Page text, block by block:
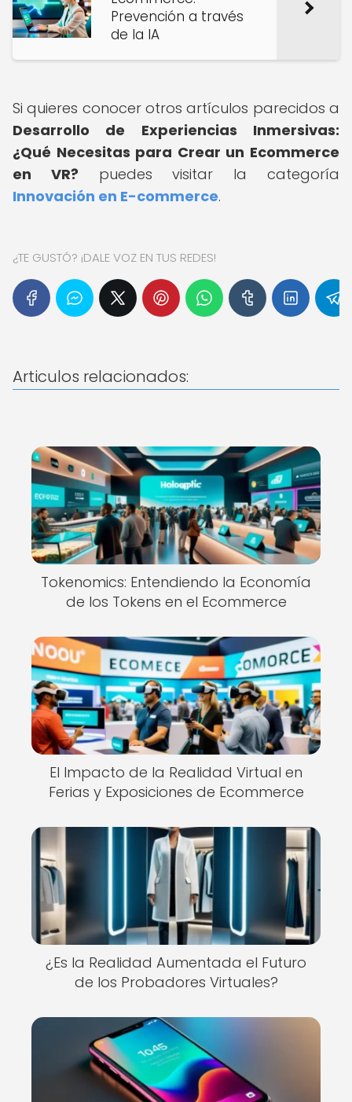
Prevención a través
de la IA
Si quieres conocer otros artículos parecidos a
Desarrollo de Experiencias Inmersivas:
¿Qué Necesitas para Crear un Ecommerce
en VR? puedes visitar la categoría
Innovación en E-commerce.
¿TE GUSTÓ? ¡DALE VOZ EN TUS REDES!
Articulos relacionados:
Tokenomics: Entendiendo la Economía
de los Tokens en el Ecommerce
El Impacto de la Realidad Virtual en
Ferias y Exposiciones de Ecommerce
¿Es la Realidad Aumentada el Futuro
de los Probadores Virtuales?